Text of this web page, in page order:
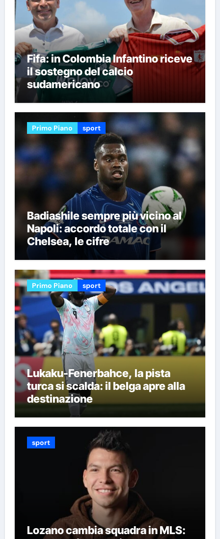
Fifa: in Colombia Infantino riceve
il sostegno del calcio
sudamericano
Primo Piano sport
Badiashile sempre più vicino al
Napoli: accordo totale con il
Chelsea, le cifre
Primo Piano sport
Lukaku-Fenerbahce, la pista
turca si scalda: il belga apre alla
destinazione
sport
Lozano cambia squadra in MLS: